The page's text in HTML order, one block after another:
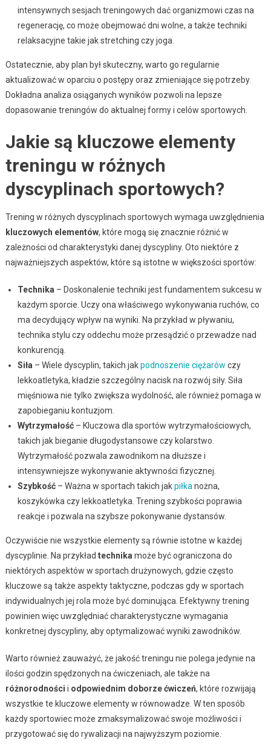
intensywnych sesjach treningowych dać organizmowi czas na
regenerację, co może obejmować dni wolne, a także techniki
relaksacyjne takie jak stretching czy joga.
Ostatecznie, aby plan był skuteczny, warto go regularnie
aktualizować w oparciu o postępy oraz zmieniające się potrzeby.
Dokładna analiza osiąganych wyników pozwoli na lepsze
dopasowanie treningów do aktualnej formy i celów sportowych.
Jakie są kluczowe elementy
treningu w różnych
dyscyplinach sportowych?
Trening w różnych dyscyplinach sportowych wymaga uwzględnienia
kluczowych elementów, które mogą się znacznie różnić w
zależności od charakterystyki danej dyscypliny. Oto niektóre z
najważniejszych aspektów, które są istotne w większości sportów:
Technika – Doskonalenie techniki jest fundamentem sukcesu w
każdym sporcie. Uczy ona właściwego wykonywania ruchów, co
ma decydujący wpływ na wyniki. Na przykład w pływaniu,
technika stylu czy oddechu może przesądzić o przewadze nad
konkurencją.
Siła – Wiele dyscyplin, takich jakpodnoszenie ciężarów czy
lekkoatletyka, kładzie szczególny nacisk na rozwój siły. Siła
mięśniowa nie tylko zwiększa wydolność, ale również pomaga w
zapobieganiu kontuzjom.
Wytrzymałość– Kluczowa dla sportów wytrzymałościowych,
takich jak bieganie długodystansowe czy kolarstwo.
Wytrzymałość pozwala zawodnikom na dłuższe i
intensywniejsze wykonywanie aktywności fizycznej.
Szybkość– Ważna w sportach takich jakpiłka nożna,
koszykówka czy lekkoatletyka. Trening szybkości poprawia
reakcje i pozwala na szybsze pokonywanie dystansów.
Oczywiście nie wszystkie elementy są równie istotne w każdej
dyscyplinie. Na przykład technika może być ograniczona do
niektórych aspektów w sportach drużynowych, gdzie często
kluczowe są także aspekty taktyczne, podczas gdy w sportach
indywidualnych jej rola może być dominująca. Efektywny trening
powinien więc uwzględniać charakterystyczne wymagania
konkretnej dyscypliny, aby optymalizować wyniki zawodników.
Warto również zauważyć, że jakość treningu nie polega jedynie na
ilości godzin spędzonych na ćwiczeniach, ale także na
różnorodności i odpowiednim doborze ćwiczeń, które rozwijają
wszystkie te kluczowe elementy w równowadze. W ten sposób
każdy sportowiec może zmaksymalizować swoje możliwości i
przygotować się do rywalizacji na najwyższym poziomie.